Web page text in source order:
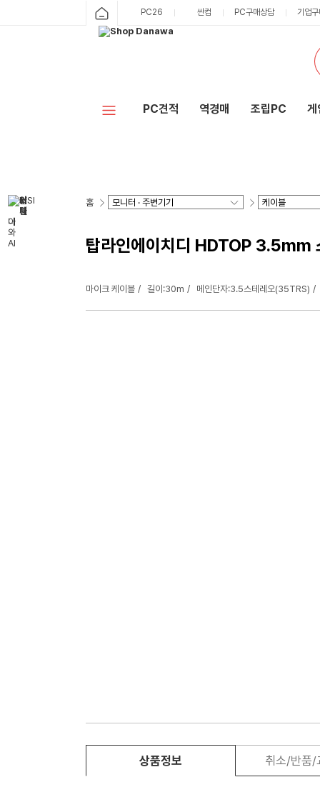
PC26 싼컴 PC구매상담 기업
PC견적 역경매 조립PC 게
홈
탑라인에이치디 HDTOP
마이크 케이블 길이:30m 메인단자:3.5스테레오(35TRS)
상품정보 취소/반품/